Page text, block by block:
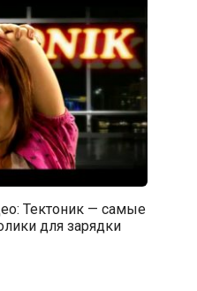
Тектоник — самые
для зарядки